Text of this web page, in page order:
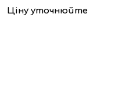
Ціну уточнюйте